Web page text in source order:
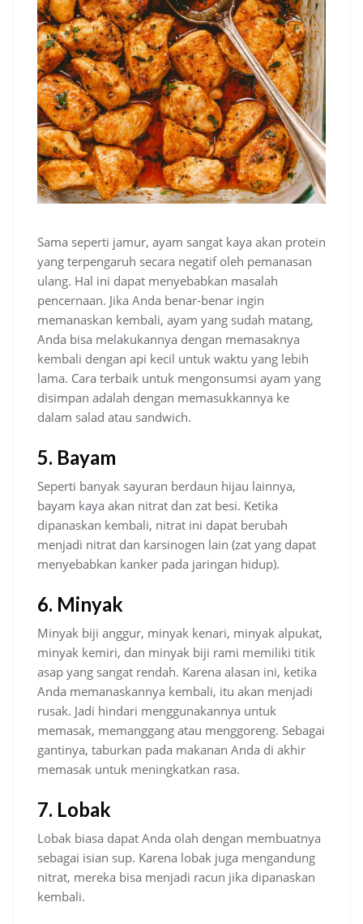
Sama seperti jamur, ayam sangat kaya akan protein
yang terpengaruh secara negatif oleh pemanasan
ulang. Hal ini dapat menyebabkan masalah
pencernaan. Jika Anda benar-benar ingin
memanaskan kembali, ayam yang sudah matang,
Anda bisa melakukannya dengan memasaknya
kembali dengan api kecil untuk waktu yang lebih
lama. Cara terbaik untuk mengonsumsi ayam yang
disimpan adalah dengan memasukkannya ke
dalam salad atau sandwich.
5. Bayam
Seperti banyak sayuran berdaun hijau lainnya,
bayam kaya akan nitrat dan zat besi. Ketika
dipanaskan kembali, nitrat ini dapat berubah
menjadi nitrat dan karsinogen lain (zat yang dapat
menyebabkan kanker pada jaringan hidup).
6. Minyak
Minyak biji anggur, minyak kenari, minyak alpukat,
minyak kemiri, dan minyak biji rami memiliki titik
asap yang sangat rendah. Karena alasan ini, ketika
Anda memanaskannya kembali, itu akan menjadi
rusak. Jadi hindari menggunakannya untuk
memasak, memanggang atau menggoreng. Sebagai
gantinya, taburkan pada makanan Anda di akhir
memasak untuk meningkatkan rasa.
7. Lobak
Lobak biasa dapat Anda olah dengan membuatnya
sebagai isian sup. Karena lobak juga mengandung
nitrat, mereka bisa menjadi racun jika dipanaskan
kembali.